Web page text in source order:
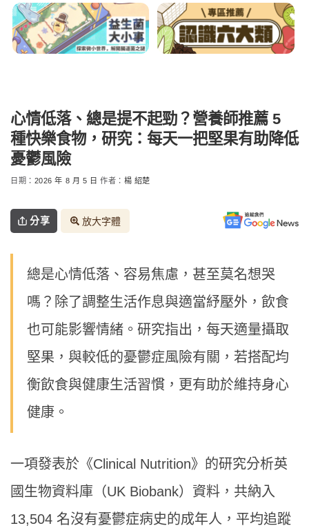
心情低落、總是提不起勁？營養師推薦 5
種快樂食物，研究：每天一把堅果有助降低
憂鬱風險
日期： 2026 年 8 月 5 日 作者： 楊 紹楚
分享 放大字體
總是心情低落、容易焦慮，甚至莫名想哭
嗎？除了調整生活作息與適當紓壓外，飲食
也可能影響情緒。研究指出，每天適量攝取
堅果，與較低的憂鬱症風險有關，若搭配均
衡飲食與健康生活習慣，更有助於維持身心
健康。
一項發表於《Clinical Nutrition》的研究分析英
國生物資料庫（UK Biobank）資料，共納入
13,504 名沒有憂鬱症病史的成年人，平均追蹤